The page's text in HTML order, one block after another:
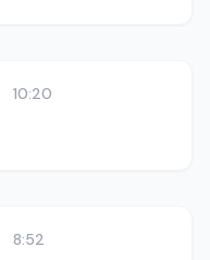
10:20
8:52